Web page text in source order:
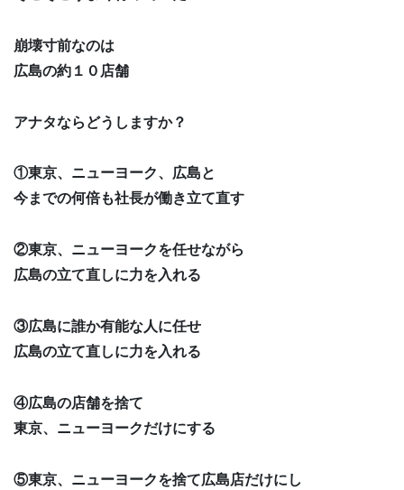
崩壊寸前なのは
広島の約１０店舗
アナタならどうしますか？
①東京、ニューヨーク、広島と
今までの何倍も社長が働き立て直す
②東京、ニューヨークを任せながら
広島の立て直しに力を入れる
③広島に誰か有能な人に任せ
広島の立て直しに力を入れる
④広島の店舗を捨て
東京、ニューヨークだけにする
⑤東京、ニューヨークを捨て広島店だけにし